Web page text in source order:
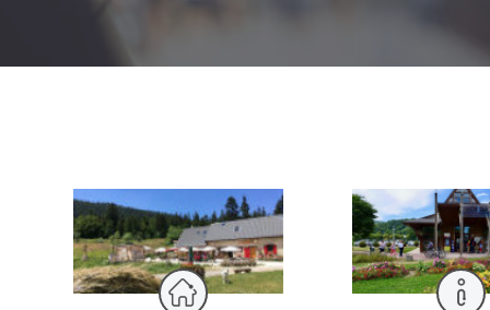
13.2km
Conseillé par forte chaleur Familles avec enfants
Itinéraire balisé Vue lac
Thodure et ses collines
15.4km 320m
320m